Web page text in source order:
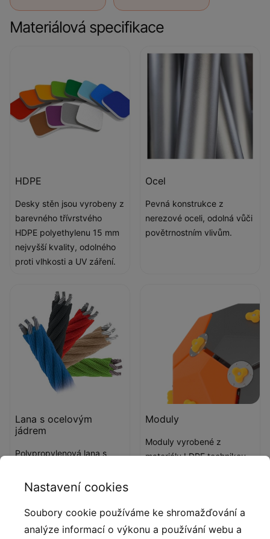
Materiálová specifikace
HDPE
Desky stěn jsou vyrobeny z
barevného třívrstvého
HDPE polyethylenu 15 mm
nejvyšší kvality, odolného
proti vlhkosti a UV záření.
Ocel
Pevná konstrukce z
nerezové oceli, odolná vůči
povětrnostním vlivům.
Lana s ocelovým
jádrem
Polypropylenová lana s
a průměrem 16 mm.
Moduly
Moduly vyrobené z
materiálu LDPE technikou
Popis produktu
Nastavení cookies
Soubory cookie používáme ke shromažďování a
analýze informací o výkonu a používání webu a